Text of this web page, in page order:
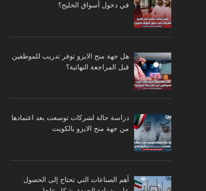
في دخول أسواق الخليج؟
هل جهة منح الايزو توفر تدريب للموظفين
قبل المراجعة النهائية؟
دراسة حالة لشركات توسعت بعد اعتمادها
من جهة منح الايزو بالكويت
أهم الصناعات التي تحتاج إلى الحصول